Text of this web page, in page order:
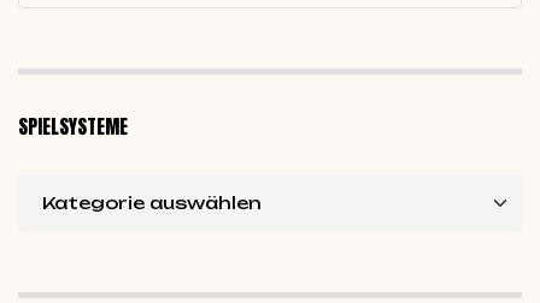
SPIELSYSTEME